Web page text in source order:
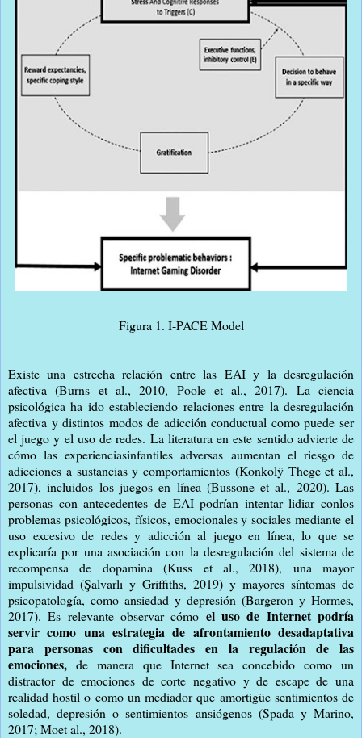
Figura 1. I-PACE Model
Existe una estrecha relación entre las EAI y la desregulación
afectiva (Burns et al., 2010, Poole et al., 2017). La ciencia
psicológica ha ido estableciendo relaciones entre la desregulación
afectiva y distintos modos de adicción conductual como puede ser
el juego y el uso de redes. La literatura en este sentido advierte de
cómo las experienciasinfantiles adversas aumentan el riesgo de
adicciones a sustancias y comportamientos (Konkolÿ Thege et al.,
2017), incluidos los juegos en línea (Bussone et al., 2020). Las
personas con antecedentes de EAI podrían intentar lidiar conlos
problemas psicológicos, físicos, emocionales y sociales mediante el
uso excesivo de redes y adicción al juego en línea, lo que se
explicaría por una asociación con la desregulación del sistema de
recompensa de dopamina (Kuss et al., 2018), una mayor
impulsividad (Şalvarlı y Griffiths, 2019) y mayores síntomas de
psicopatología, como ansiedad y depresión (Bargeron y Hormes,
2017). Es relevante observar cómo el uso de Internet podría
servir como una estrategia de afrontamiento desadaptativa
para personas con dificultades en la regulación de las
emociones, de manera que Internet sea concebido como un
distractor de emociones de corte negativo y de escape de una
realidad hostil o como un mediador que amortigüe sentimientos de
soledad, depresión o sentimientos ansiógenos (Spada y Marino,
2017; Moet al., 2018).